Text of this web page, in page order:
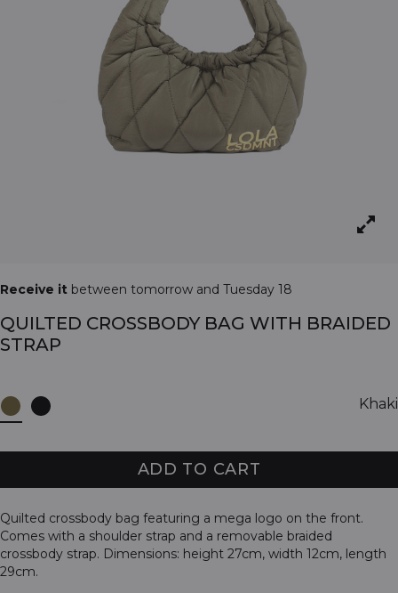
Receive it between tomorrow and Tuesday 18
QUILTED CROSSBODY BAG WITH BRAIDED
STRAP
Khaki
ADD TO CART
Quilted crossbody bag featuring a mega logo on the front.
Comes with a shoulder strap and a removable braided
crossbody strap. Dimensions: height 27cm, width 12cm, length
29cm.